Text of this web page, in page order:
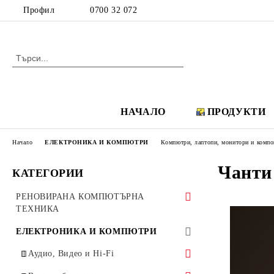
Профил 0700 32 072
НАЧАЛО ПРОДУКТИ
КАТЕГОРИИ
РЕНОВИРАНА КОМПЮТЪРНА
ТЕХНИКА
Аудио, Видео и Hi-Fi
Аудио системи Creative
IP телефони
ЕЛЕКТРОНИКА И КОМПЮТРИ
Аудио, Видео и Hi-Fi
Начало ЕЛЕКТРОНИКА И КОМПЮТРИ Компютри, лаптопи, монитори и